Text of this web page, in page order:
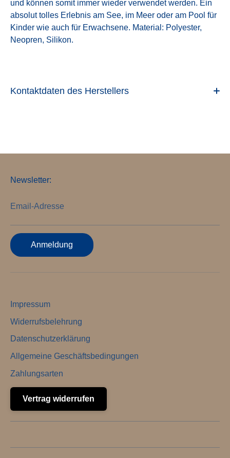
und können somit immer wieder verwendet werden. Ein
absolut tolles Erlebnis am See, im Meer oder am Pool für
Kinder wie auch für Erwachsene. Material: Polyester,
Neopren, Silikon.
Kontaktdaten des Herstellers
Newsletter:
Email-Adresse
Anmeldung
Impressum
Widerrufsbelehrung
Datenschutzerklärung
Allgemeine Geschäftsbedingungen
Zahlungsarten
Vertrag widerrufen